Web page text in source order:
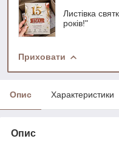
Листівка
років!"
Приховати
Опис Характеристики
Опис